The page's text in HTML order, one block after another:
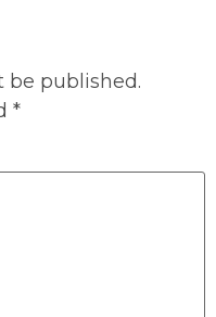
be published.
*